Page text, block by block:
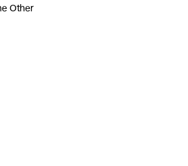
Other